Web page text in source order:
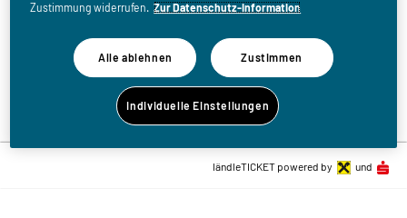
Zurück zur Eventliste
ländleTICKET powered by und
Zustimmung widerrufen. Zur Datenschutz-Information
Alle ablehnen Zustimmen
Individuelle Einstellungen